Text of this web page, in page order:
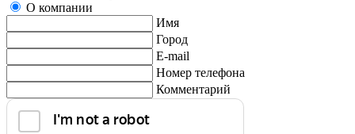
О компании
Имя
Город
E-mail
Номер телефона
Комментарий